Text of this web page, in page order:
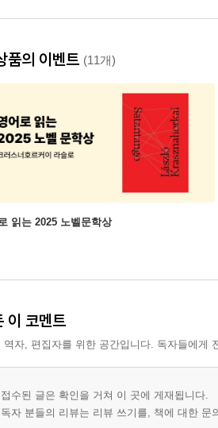
품의 이벤트 (11개)
읽는 2025 노벨문학상
이 코멘트
역자, 편집자를 위한 공간입니다. 독자들에게
접수된 글은 확인을 거쳐 이 곳에 게재됩니다.
독자 분들의 리뷰는 리뷰 쓰기를, 책에 대한 문